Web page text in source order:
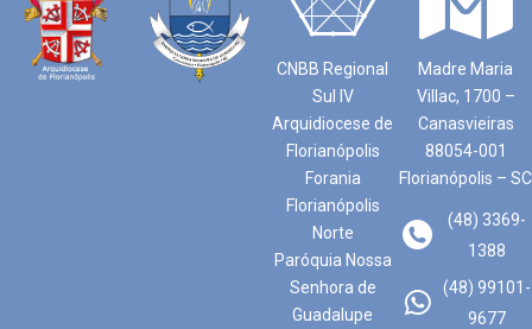
CNBB Regional
Sul IV
Arquidiocese de
Florianópolis
Forania
Florianópolis
Norte
Paróquia Nossa
Senhora de
Guadalupe
Madre Maria
Villac, 1700 –
Canasvieiras
88054-001
Florianópolis – SC
(48) 3369-
1388
(48) 99101-
9677